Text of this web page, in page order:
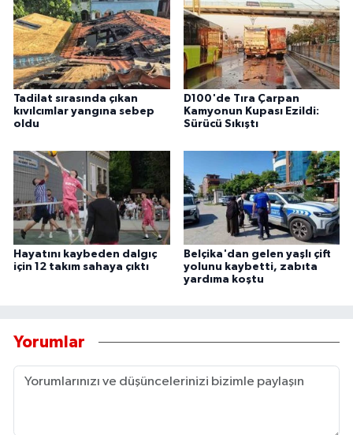
Tadilat sırasında çıkan
kıvılcımlar yangına sebep
oldu
D100'de Tıra Çarpan
Kamyonun Kupası Ezildi:
Sürücü Sıkıştı
Hayatını kaybeden dalgıç
için 12 takım sahaya çıktı
Belçika'dan gelen yaşlı çift
yolunu kaybetti, zabıta
yardıma koştu
Yorumlar